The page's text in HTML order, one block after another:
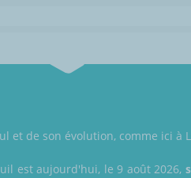
de son évolution, comme ici à
est aujourd'hui, le 9 août 2026,